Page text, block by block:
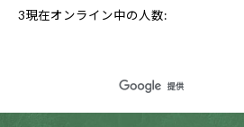
3現在オンライン中の人数: